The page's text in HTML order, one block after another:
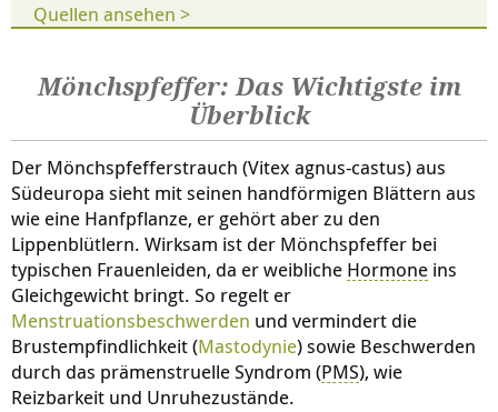
Quellen ansehen >
Mönchspfeffer: Das Wichtigste im
Überblick
Der Mönchspfefferstrauch (Vitex agnus-castus) aus
Südeuropa sieht mit seinen handförmigen Blättern aus
wie eine Hanfpflanze, er gehört aber zu den
Lippenblütlern. Wirksam ist der Mönchspfeffer bei
typischen Frauenleiden, da er weibliche Hormone ins
Gleichgewicht bringt. So regelt er
Menstruationsbeschwerden und vermindert die
Brustempfindlichkeit (Mastodynie) sowie Beschwerden
durch das prämenstruelle Syndrom (PMS), wie
Reizbarkeit und Unruhezustände.